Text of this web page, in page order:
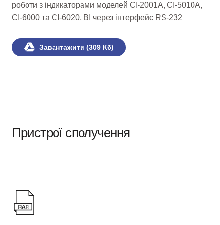
роботи з індикаторами моделей CI-2001A, CI-5010A,
CI-6000 та CI-6020, BI через інтерфейс RS-232
Завантажити (309 Кб)
Пристрої сполучення